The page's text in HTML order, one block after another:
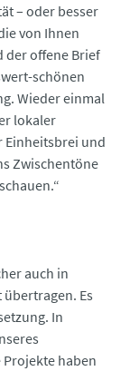
– oder besser
von Ihnen
der offene Brief
schönen
Wieder einmal
lokaler
Einheitsbrei und
­Zwischentöne
auch in
Es
In
haben